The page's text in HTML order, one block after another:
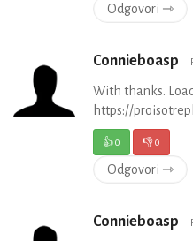
Odgovori ⇾
Connieboasp
With thanks.
https://
👍0 👎0
Odgovori ⇾
Connieboasp